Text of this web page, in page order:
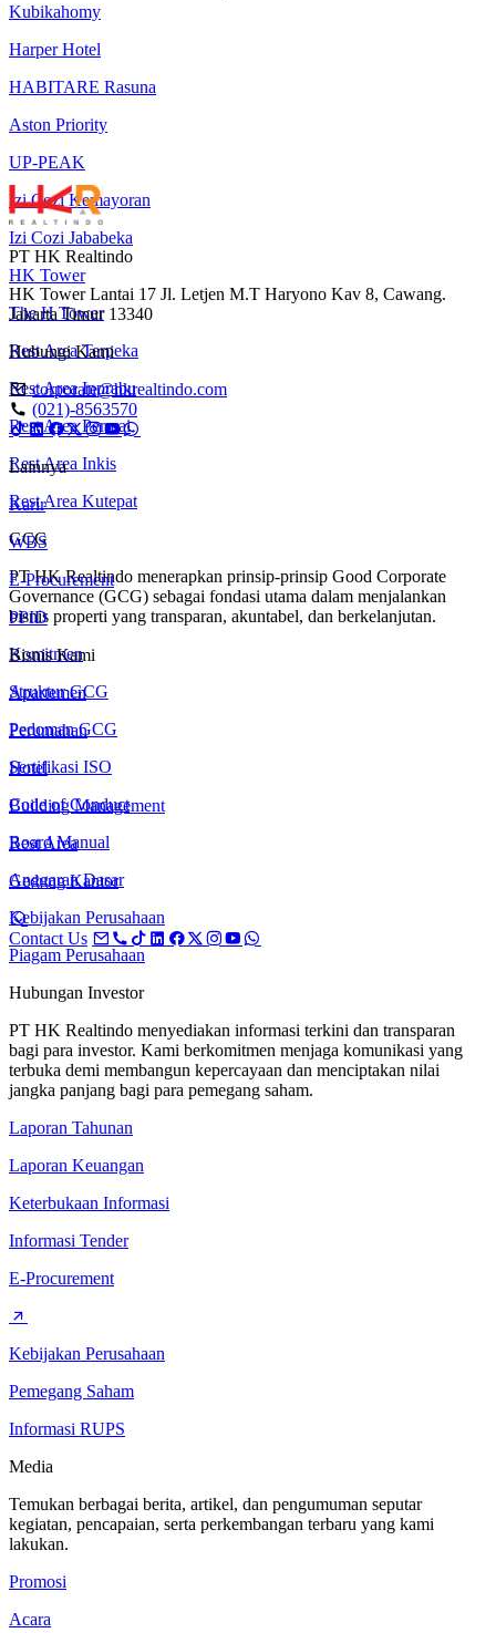
Kubikahomy
Harper Hotel
HABITARE Rasuna
Aston Priority
UP-PEAK
Izi Cozi Kemayoran
Izi Cozi Jababeka
HK Tower
The H Tower
Rest Area Terpeka
Rest Area Inprabu
Rest Area Permai
Rest Area Inkis
Rest Area Kutepat
GCG
PT HK Realtindo menerapkan prinsip-prinsip Good Corporate
Governance (GCG) sebagai fondasi utama dalam menjalankan
bisnis properti yang transparan, akuntabel, dan berkelanjutan.
Komitmen
Struktur GCG
Pedoman GCG
Sertifikasi ISO
Code of Conduct
Board Manual
Anggaran Dasar
Kebijakan Perusahaan
Piagam Perusahaan
Hubungan Investor
PT HK Realtindo menyediakan informasi terkini dan transparan
bagi para investor. Kami berkomitmen menjaga komunikasi yang
terbuka demi membangun kepercayaan dan menciptakan nilai
jangka panjang bagi para pemegang saham.
Laporan Tahunan
Laporan Keuangan
Keterbukaan Informasi
Informasi Tender
E-Procurement
Kebijakan Perusahaan
Pemegang Saham
Informasi RUPS
Media
Temukan berbagai berita, artikel, dan pengumuman seputar
kegiatan, pencapaian, serta perkembangan terbaru yang kami
lakukan.
Promosi
Acara
PT HK Realtindo
HK Tower Lantai 17 Jl. Letjen M.T Haryono Kav 8, Cawang.
Jakarta Timur 13340
Hubungi Kami
corporate@hkrealtindo.com
(021)-8563570
Lainnya
Karir
WBS
E-Procurement
PPID
Bisnis Kami
Apartemen
Perumahan
Hotel
Building Management
Rest Area
Gedung Kantor
Contact Us